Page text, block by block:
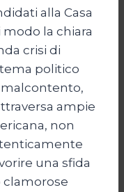
alla Casa
la chiara
crisi di
politico
malcontento,
ampie
non
una sfida
clamorose